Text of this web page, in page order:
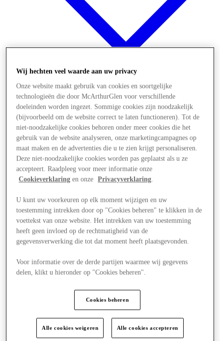
Offers
Wij hechten veel waarde aan uw privacy
Onze website maakt gebruik van cookies en soortgelijke
technologieën die door McArthurGlen voor verschillende
doeleinden worden ingezet. Sommige cookies zijn noodzakelijk
(bijvoorbeeld om de website correct te laten functioneren). Tot de
niet-noodzakelijke cookies behoren onder meer cookies die het
gebruik van de website analyseren, onze marketingcampagnes op
maat maken en de advertenties die u te zien krijgt personaliseren.
Deze niet-noodzakelijke cookies worden pas geplaatst als u ze
accepteert. Raadpleeg voor meer informatie onze
Cookieverklaring en onze Privacyverklaring.
U kunt uw voorkeuren op elk moment wijzigen en uw
toestemming intrekken door op "Cookies beheren" te klikken in de
voettekst van onze website. Het intrekken van uw toestemming
heeft geen invloed op de rechtmatigheid van de
gegevensverwerking die tot dat moment heeft plaatsgevonden.
Voor informatie over de derde partijen waarmee wij gegevens
delen, klikt u hieronder op "Cookies beheren".
Cookies beheren
Alle cookies weigeren Alle cookies accepteren